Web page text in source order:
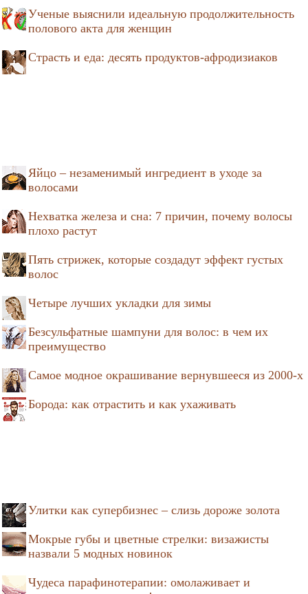
Ученые выяснили идеальную продолжительность
полового акта для женщин
Страсть и еда: десять продуктов-афродизиаков
Яйцо – незаменимый ингредиент в уходе за
волосами
Нехватка железа и сна: 7 причин, почему волосы
плохо растут
Пять стрижек, которые создадут эффект густых
волос
Четыре лучших укладки для зимы
Безсульфатные шампуни для волос: в чем их
преимущество
Самое модное окрашивание вернувшееся из 2000-х
Борода: как отрастить и как ухаживать
Улитки как супербизнес – слизь дороже золота
Мокрые губы и цветные стрелки: визажисты
назвали 5 модных новинок
Чудеса парафинотерапии: омолаживает и